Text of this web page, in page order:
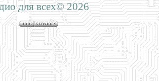
для всех© 2026